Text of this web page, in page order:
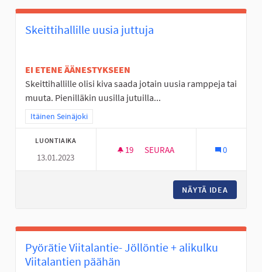
Skeittihallille uusia juttuja
EI ETENE ÄÄNESTYKSEEN
Skeittihallille olisi kiva saada jotain uusia ramppeja tai
muuta. Pienilläkin uusilla jutuilla...
Rajaa tulokset teeman mukaan: Itäinen Seinäjoki
Itäinen Seinäjoki
LUONTIAIKA
13.01.2023
19 19 SEURAAJAA
SEURAA 0
NÄYTÄ IDEA
Pyörätie Viitalantie- Jöllöntie + alikulku
Viitalantien päähän